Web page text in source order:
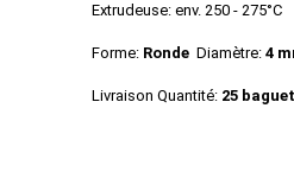
Extrudeuse: env. 250 - 275°C
Forme: Ronde Diamètre: 4
Livraison Quantité: 25